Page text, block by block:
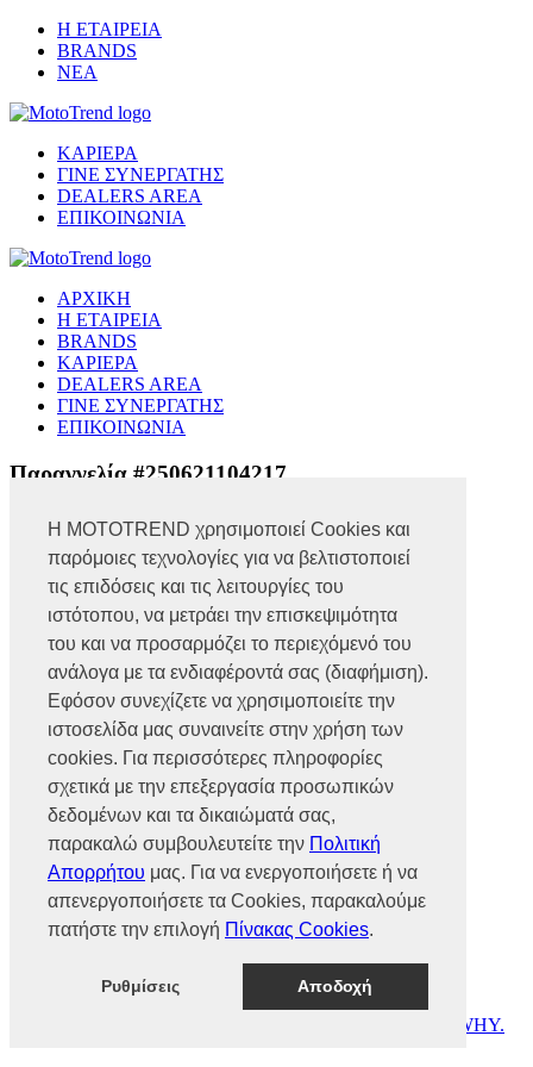
Η MOTOTREND χρησιμοποιεί Cookies και
παρόμοιες τεχνολογίες για να βελτιστοποιεί
τις επιδόσεις και τις λειτουργίες του
ιστότοπου, να μετράει την επισκεψιμότητα
του και να προσαρμόζει το περιεχόμενό του
ανάλογα με τα ενδιαφέροντά σας (διαφήμιση).
Εφόσον συνεχίζετε να χρησιμοποιείτε την
ιστοσελίδα μας συναινείτε στην χρήση των
cookies. Για περισσότερες πληροφορίες
σχετικά με την επεξεργασία προσωπικών
δεδομένων και τα δικαιώματά σας,
παρακαλώ συμβουλευτείτε την Πολιτική
Απορρήτου μας. Για να ενεργοποιήσετε ή να
απενεργοποιήσετε τα Cookies, παρακαλούμε
πατήστε την επιλογή Πίνακας Cookies.
Ρυθμίσεις Αποδοχή
Η ΕΤΑΙΡΕΙΑ
BRANDS
ΝΕΑ
ΚΑΡΙΕΡΑ
ΓΙΝΕ ΣΥΝΕΡΓΑΤΗΣ
DEALERS AREA
ΕΠΙΚΟΙΝΩΝΙΑ
ΑΡΧΙΚΗ
Η ΕΤΑΙΡΕΙΑ
BRANDS
ΚΑΡΙΕΡΑ
DEALERS AREA
ΓΙΝΕ ΣΥΝΕΡΓΑΤΗΣ
ΕΠΙΚΟΙΝΩΝΙΑ
Παραγγελία #250621104217
Βρυούλων 56, Ν. Φιλαδέλφεια,
14341, Αθήνα
Αρ. Γ.Ε.ΜΗ 002466101000
2102585991
Φαξ.:2102585993
Ε-mail:info@mototrend.gr
Μάθετε Περισσότερα
Η Εταιρεία
Brands
Νέα
Οικονομικά στοιχεία
Υποστήριξη
Επικοινωνία
Γίνε συνεργάτης
Dealers Area
Πολιτική cookies
WHY.